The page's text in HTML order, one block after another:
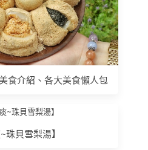
食介紹、各大美食懶人包
珠貝雪梨湯】